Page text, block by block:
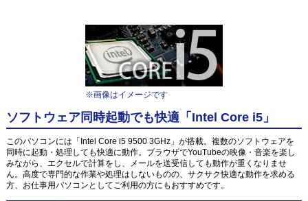
※画像はイメージです
ソフトウェア同時起動でも快適「Intel Core i5」
このパソコンには「Intel Core i5 9500 3GHz」が搭載。複数のソフトウェアを
同時に起動・処理しても快適に動作。ブラウザでYouTubeの映像・音楽を楽し
みながら、エクセルで計算をし、メールを送受信しても動作が重くなりませ
ん。高度で専門的な作業や処理はしないものの、サクサク快適な動作を求める
方、お仕事用パソコンとしてご利用の方にもおすすめです。